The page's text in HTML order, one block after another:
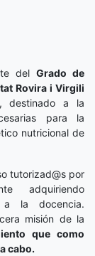
delGrado de
Rovira i Virgili
destinado a la
para la
nutricional de
tutorizad@s por
adquiriendo
a la docencia.
misión de la
que como
cabo.